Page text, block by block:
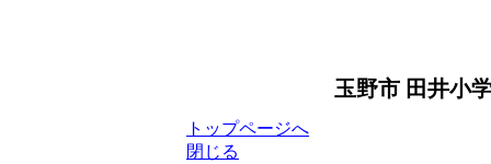
玉野市 田井小
トップページへ
閉じる